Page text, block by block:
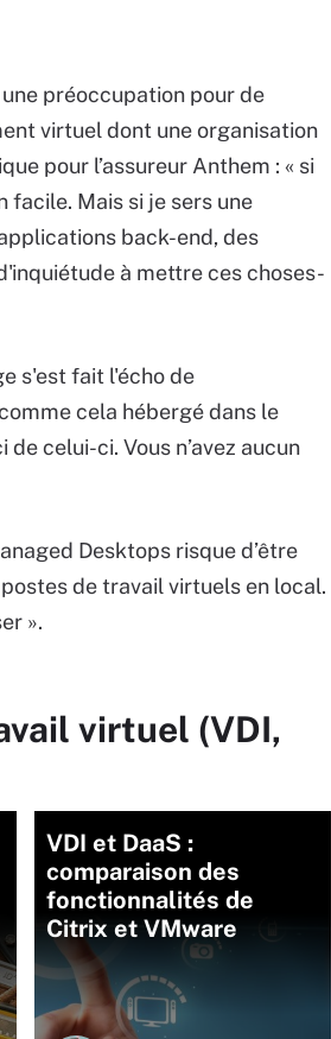
préoccupation pour de
virtuel dont une organisation
pour l’assureur Anthem : « si
facile. Mais si je sers une
back-end, des
à mettre ces choses-
s'est fait l'écho de
cela hébergé dans le
celui-ci. Vous n’avez aucun
Desktops risque d’être
de travail virtuels en local.
».
virtuel (VDI,
VDI et DaaS :
comparaison des
fonctionnalités de
Citrix et VMware